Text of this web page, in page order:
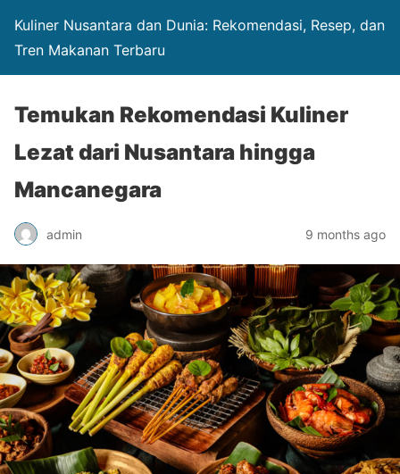
Kuliner Nusantara dan Dunia: Rekomendasi, Resep, dan
Tren Makanan Terbaru
Temukan Rekomendasi Kuliner
Lezat dari Nusantara hingga
Mancanegara
admin 9 months ago